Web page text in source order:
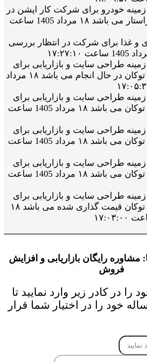
زمینه خودرو برای شرکت کار اپشن در
انتظار تائید ویراستار می باشد ۱۸ مرداد 1405 ساعت
و غذا برای شرکت در انتظار بررسی
زمینه طراحی سایت و بازاریابی برای
شرکت پلتفرم توکان در حال انجام می باشد ۱۸ مرداد
زمینه طراحی سایت و بازاریابی برای
شرکت پلتفرم توکان می باشد ۱۸ مرداد 1405 ساعت
زمینه طراحی سایت و بازاریابی برای
شرکت پلتفرم توکان می باشد ۱۸ مرداد 1405 ساعت
زمینه طراحی سایت و بازاریابی برای
شرکت پلتفرم توکان می باشد ۱۸ مرداد 1405 ساعت
زمینه طراحی سایت و بازاریابی برای
شرکت پلتفرم توکان قیمت گذاری شده می باشد ۱۸
مشاوره رایگان بازاریابی و افزایش
فروش
را در کادر زیر وارد نمایید تا
خود را در اختیار شما قرار